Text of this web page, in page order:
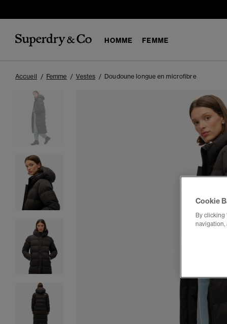
HOMME FEMME
Accueil Femme Vestes Doudoune longue en microfibre
Cookie
By clicking
navigation,